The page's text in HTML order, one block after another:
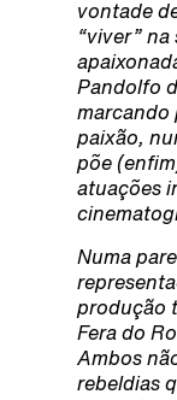
vontade
“viver” na
Pandolfo
marcando
paixão,
põe
atuações
Numa
produção
Fera do
Ambos
rebeldias